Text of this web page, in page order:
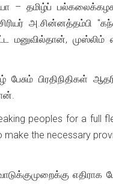
– தமிழ்ப்
அ.சின்னத்தம்பி
முஸ்லிம்
பிரதிநிதிகள்
peoples for a full
the necessary
எதிராக